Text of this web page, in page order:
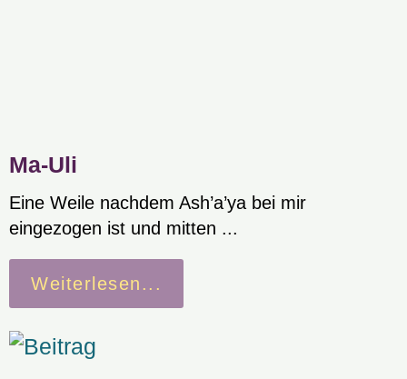
Ma-Uli
Eine Weile nachdem Ash’a’ya bei mir
eingezogen ist und mitten ...
Weiterlesen...